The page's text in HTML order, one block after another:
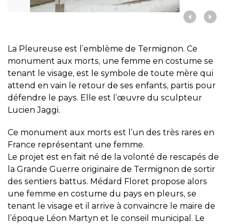
La Pleureuse est l’emblème de Termignon. Ce
monument aux morts, une femme en costume se
tenant le visage, est le symbole de toute mère qui
attend en vain le retour de ses enfants, partis pour
défendre le pays. Elle est l’œuvre du sculpteur
Lucien Jaggi.
Ce monument aux morts est l’un des très rares en
France représentant une femme.
Le projet est en fait né de la volonté de rescapés de
la Grande Guerre originaire de Termignon de sortir
des sentiers battus. Médard Floret propose alors
une femme en costume du pays en pleurs, se
tenant le visage et il arrive à convaincre le maire de
l’époque Léon Martyn et le conseil municipal. Le